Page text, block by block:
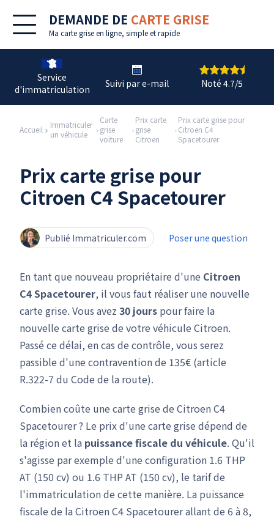
DEMANDE DE CARTE GRISE
Ma carte grise en ligne, simple et rapide
Service
d'immatriculation
Suivi par e-mail Noté 4.7/5
Accueil
Immatriculer
un véhicule
Carte
grise
voiture
Prix carte
grise
Citroen
Prix carte grise pour
Citroen C4
Spacetourer
Prix carte grise pour
Citroen C4 Spacetourer
Publié Immatriculer.com Poser une question
En tant que nouveau propriétaire d'une Citroen
C4 Spacetourer, il vous faut réaliser une nouvelle
carte grise. Vous avez 30 jours pour faire la
nouvelle carte grise de votre véhicule Citroen.
Passé ce délai, en cas de contrôle, vous serez
passible d'une contravention de 135€ (article
R.322-7 du Code de la route).
Combien coûte une carte grise de Citroen C4
Spacetourer ? Le prix d'une carte grise dépend de
la région et la puissance fiscale du véhicule. Qu'il
s'agisse par exemple d'une configuration 1.6 THP
AT (150 cv) ou 1.6 THP AT (150 cv), le tarif de
l'immatriculation de cette manière. La puissance
fiscale de la Citroen C4 Spacetourer allant de 6 à 8,